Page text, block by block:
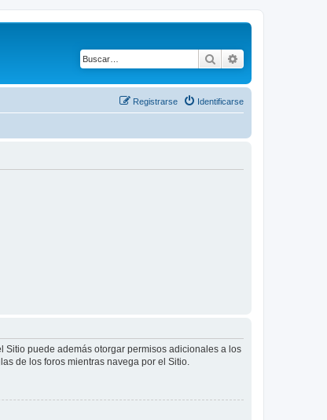
Buscar
Identificarse
Registrarse
Sitio puede además otorgar permisos adicionales a los
de los foros mientras navega por el Sitio.